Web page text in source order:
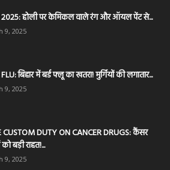
2025: होली पर केमिकल वाले रंग और ऑयल पेंट से...
9, 2025
बिहार में बर्ड फ्लू का खतरा! मुर्गियों की लगातार...
9, 2025
CUSTOM DUTY ON CANCER DRUGS: कैंसर
बड़ी राहत!...
9, 2025